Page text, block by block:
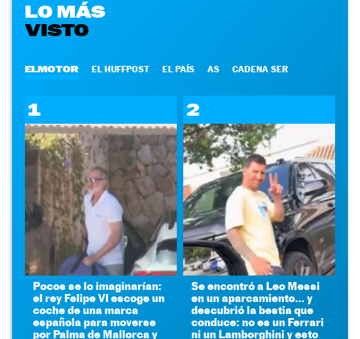
LO MÁS
VISTO
ELMOTOR EL HUFFPOST EL PAÍS AS CADENA SER
1
Pocos se lo imaginarían:
el rey Felipe VI escoge un
coche de una marca
española para moverse
por Palma de Mallorca y
2
Se encontró a Leo Messi
en un aparcamiento... y
descubrió la bestia que
conduce: no es un Ferrari
ni un Lamborghini y esto